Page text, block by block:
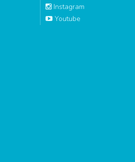
Instagram
Youtube